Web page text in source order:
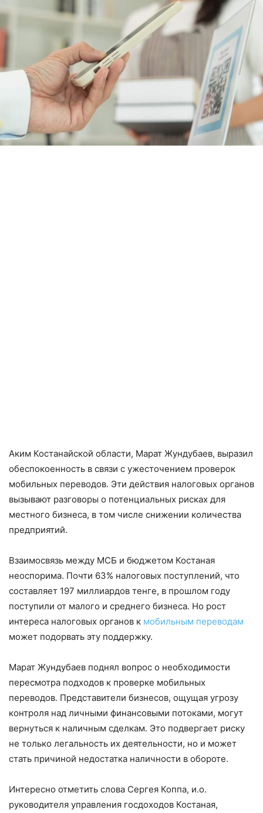
Аким Костанайской области, Марат Жундубаев, выразил
обеспокоенность в связи с ужесточением проверок
мобильных переводов. Эти действия налоговых органов
вызывают разговоры о потенциальных рисках для
местного бизнеса, в том числе снижении количества
предприятий.
Взаимосвязь между МСБ и бюджетом Костаная
неоспорима. Почти 63% налоговых поступлений, что
составляет 197 миллиардов тенге, в прошлом году
поступили от малого и среднего бизнеса. Но рост
интереса налоговых органов к мобильным переводам
может подорвать эту поддержку.
Марат Жундубаев поднял вопрос о необходимости
пересмотра подходов к проверке мобильных
переводов. Представители бизнесов, ощущая угрозу
контроля над личными финансовыми потоками, могут
вернуться к наличным сделкам. Это подвергает риску
не только легальность их деятельности, но и может
стать причиной недостатка наличности в обороте.
Интересно отметить слова Сергея Коппа, и.о.
руководителя управления госдоходов Костаная,